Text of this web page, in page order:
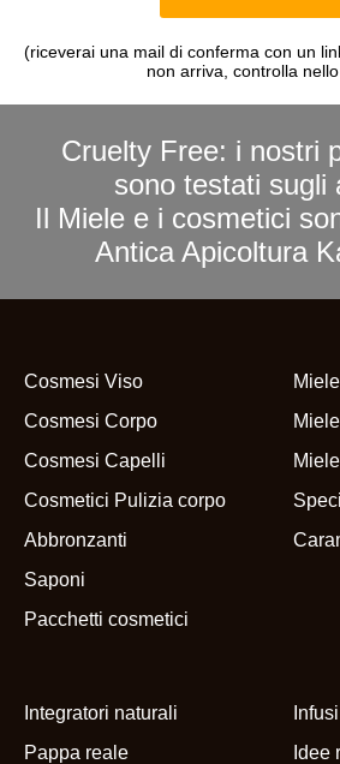
(riceverai una mail di conferma con un
non arriva, controlla
Cruelty Free: i nostri
sono testati sugli
Il Miele e i cosmetici
Antica Apicoltura
Cosmesi Viso
Cosmesi Corpo
Cosmesi Capelli
Cosmetici Pulizia corpo
Abbronzanti
Saponi
Pacchetti cosmetici
Miele
Integratori naturali
Pappa reale
Infusi
Idee